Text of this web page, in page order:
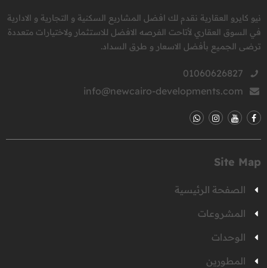
نيو كايرو العقارية نقدم لك افضل المشاريع السكنية و التجارية و الادارية
في السوق العقاري لأتاحت الفرصه الافضل للاستثمار ولاختيارات متعددة
ترضى الجميع بأفضل الاسعار و طرق السداد.
01060626827
info@newcairo-developments.com
Site Map
الصفحة الرئيسية
المشروعات
الوحدات
المطورين